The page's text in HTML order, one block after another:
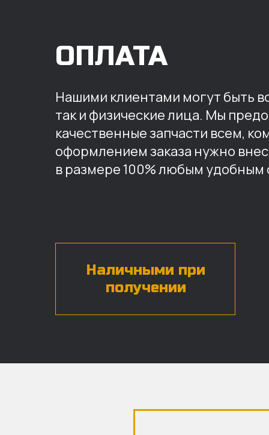
Наличными при
получении
ОПЛАТА
Нашими клиентами могут быть
так и физические лица. Мы
качественные запчасти всем,
оформлением заказа нужно
в размере 100% любым удобным